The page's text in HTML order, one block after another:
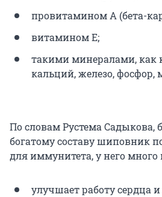
провитамином А (бета-
витамином Е;
такими минералами, как
кальций, железо, фосфор,
По словам Рустема Садыкова,
богатому составу шиповник
для иммунитета, у него много
улучшает работу сердца и